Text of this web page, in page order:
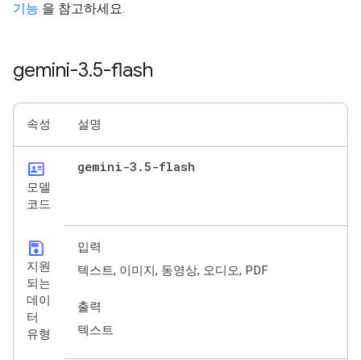
기능 을 참고하세요.
gemini-3.5-flash
속성 설명
id_card
모델
코드
gemini-3 .5-flash
save
지원
되는
데이
터
유형
입력
텍스트, 이미지, 동영상, 오디오, PDF
출력
텍스트